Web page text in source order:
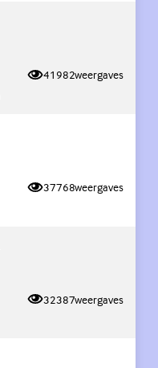
41982weergaves
37768weergaves
32387weergaves